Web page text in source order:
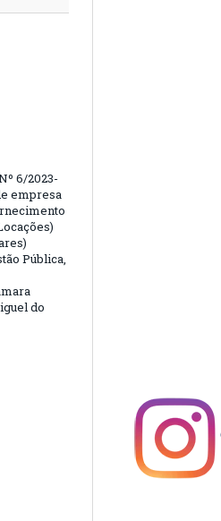
6/2023-
empresa
Pública,
do